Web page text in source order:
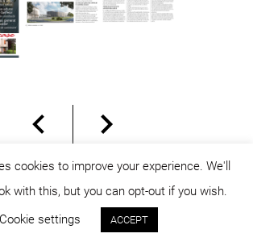
© dicositiganas 2026
cookies to improve your experience. We'll
with this, but you can opt-out if you wish.
Cookie settings
ACCEPT